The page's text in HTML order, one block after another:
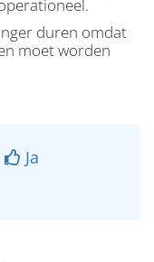
duren omdat
moet worden
Ja